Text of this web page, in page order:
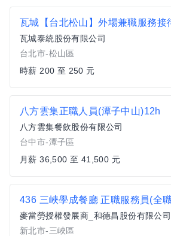
瓦城【台北松山】外場兼職服務接
瓦城泰統股份有限公司
台北市-松山區
時薪 200 至 250 元
八方雲集正職人員(潭子中山)12h
八方雲集餐飲股份有限公司
台中市-潭子區
月薪 36,500 至 41,500 元
436 三峽學成餐廳 正職服務員(全
麥當勞授權發展商_和德昌股份有限公司
新北市-三峽區